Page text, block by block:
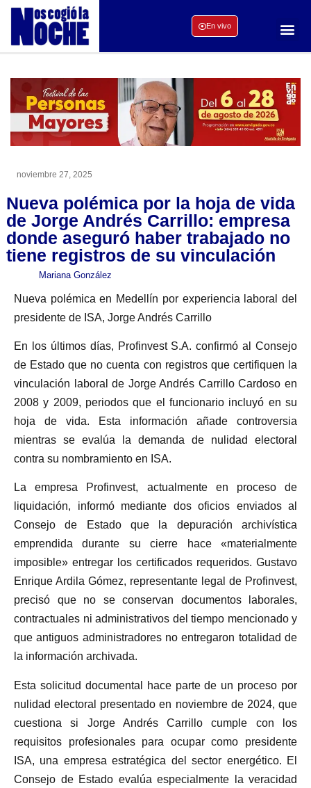
En vivo
noviembre 27, 2025
Nueva polémica por la hoja de vida
de Jorge Andrés Carrillo: empresa
donde aseguró haber trabajado no
tiene registros de su vinculación
Mariana González
Nueva polémica en Medellín por experiencia laboral del
presidente de ISA, Jorge Andrés Carrillo
En los últimos días, Profinvest S.A. confirmó al Consejo
de Estado que no cuenta con registros que certifiquen la
vinculación laboral de Jorge Andrés Carrillo Cardoso en
2008 y 2009, periodos que el funcionario incluyó en su
hoja de vida. Esta información añade controversia
mientras se evalúa la demanda de nulidad electoral
contra su nombramiento en ISA.
La empresa Profinvest, actualmente en proceso de
liquidación, informó mediante dos oficios enviados al
Consejo de Estado que la depuración archivística
emprendida durante su cierre hace «materialmente
imposible» entregar los certificados requeridos. Gustavo
Enrique Ardila Gómez, representante legal de Profinvest,
precisó que no se conservan documentos laborales,
contractuales ni administrativos del tiempo mencionado y
que antiguos administradores no entregaron totalidad de
la información archivada.
Esta solicitud documental hace parte de un proceso por
nulidad electoral presentado en noviembre de 2024, que
cuestiona si Jorge Andrés Carrillo cumple con los
requisitos profesionales para ocupar como presidente
ISA, una empresa estratégica del sector energético. El
Consejo de Estado evalúa especialmente la veracidad